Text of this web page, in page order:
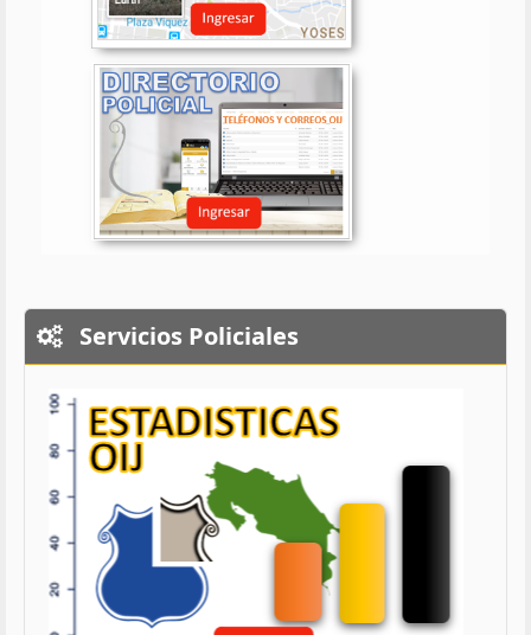
Servicios Policiales